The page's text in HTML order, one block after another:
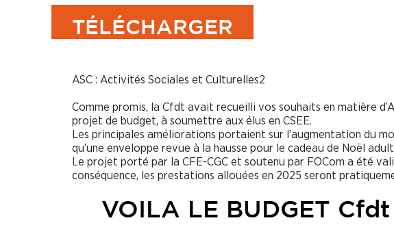
TÉLÉCHARGER
ASC : Activités Sociales et Culturelles2
Comme promis, la Cfdt avait recueilli vos souhaits en matière
projet de budget, à soumettre aux élus en CSEE.
Les principales améliorations portaient sur l’augmentation du
qu’une enveloppe revue à la hausse pour le cadeau de Noël
Le projet porté par la CFE-CGC et soutenu par FOCom a été
conséquence, les prestations allouées en 2025 seront
VOILA LE BUDGET